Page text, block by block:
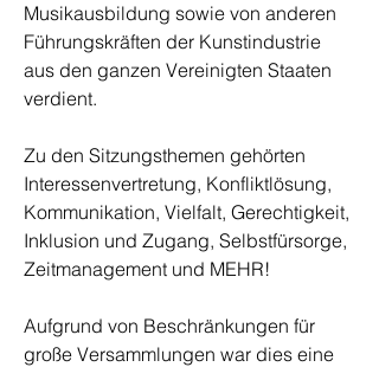
Musikausbildung sowie von anderen
Führungskräften der Kunstindustrie
aus den ganzen Vereinigten Staaten
verdient.
Zu den Sitzungsthemen gehörten
Interessenvertretung, Konfliktlösung,
Kommunikation, Vielfalt, Gerechtigkeit,
Inklusion und Zugang, Selbstfürsorge,
Zeitmanagement und MEHR!
Aufgrund von Beschränkungen für
große Versammlungen war dies eine